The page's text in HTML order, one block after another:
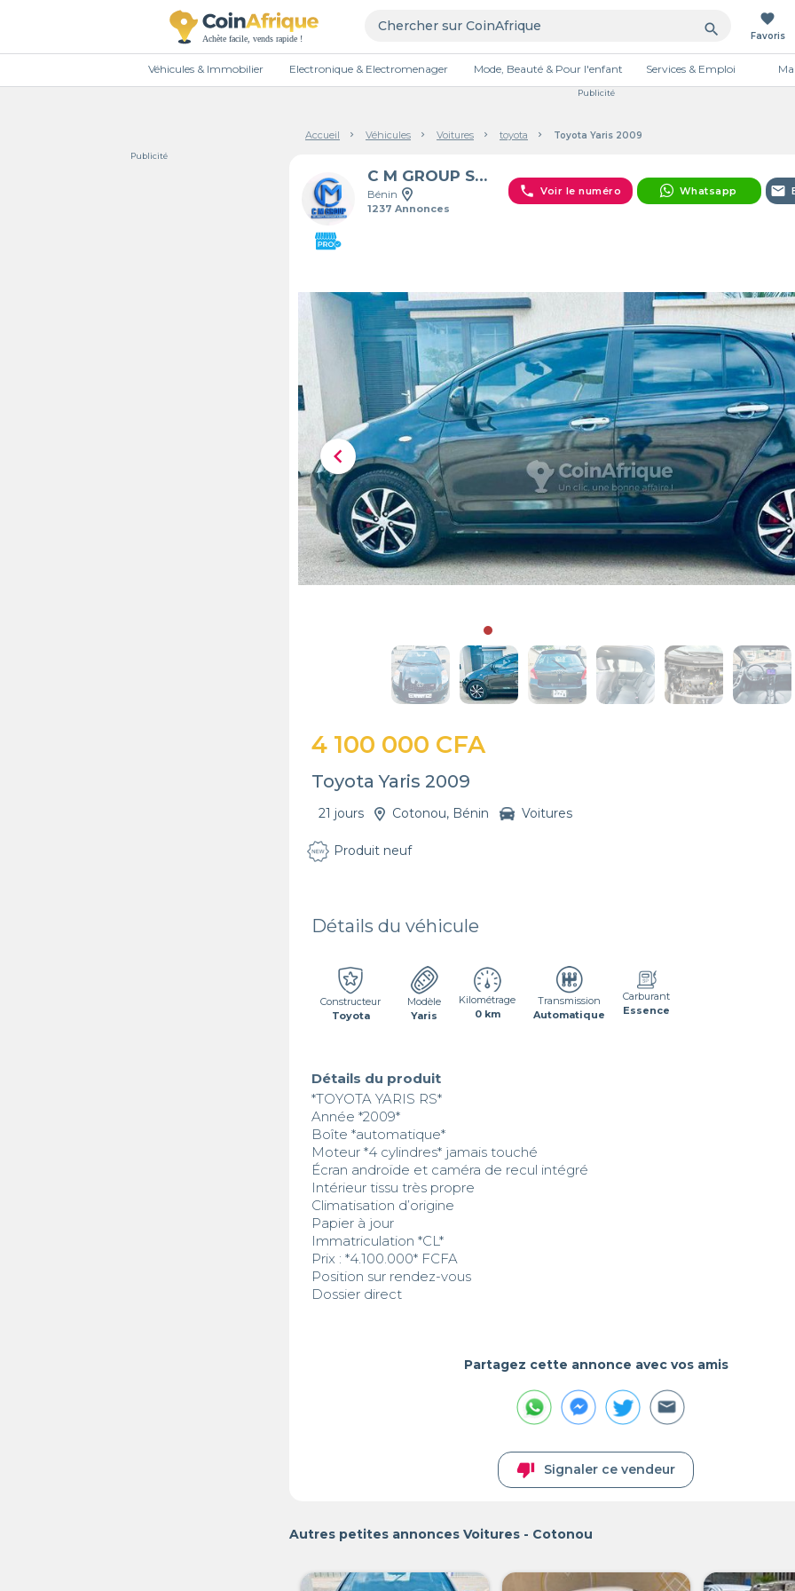
search
favorite
Favoris
Véhicules & Immobilier Electronique & Electromenager Mode, Beauté & Pour l'enfant Services & Emploi
Publicité
Accueil Véhicules Voitures toyota Toyota Yaris 2009
Publicité
C M GROUP SARL
Bénin
1237 Annonces
phone Voir le numéro Whatsapp email
chevron_left
4 100 000 CFA
Toyota Yaris 2009
21 jours Cotonou, Bénin Voitures
Produit neuf
Détails du véhicule
Constructeur
Toyota
Modèle
Yaris
Kilométrage
0 km
Transmission
Automatique
Carburant
Essence
Détails du produit
*TOYOTA YARIS RS*
Année *2009*
Boîte *automatique*
Moteur *4 cylindres* jamais touché
Écran androïde et caméra de recul intégré
Intérieur tissu très propre
Climatisation d’origine
Papier à jour
Immatriculation *CL*
Prix : *4.100.000* FCFA
Position sur rendez-vous
Dossier direct
Partagez cette annonce avec vos amis
thumb_down Signaler ce vendeur
Autres petites annonces Voitures - Cotonou